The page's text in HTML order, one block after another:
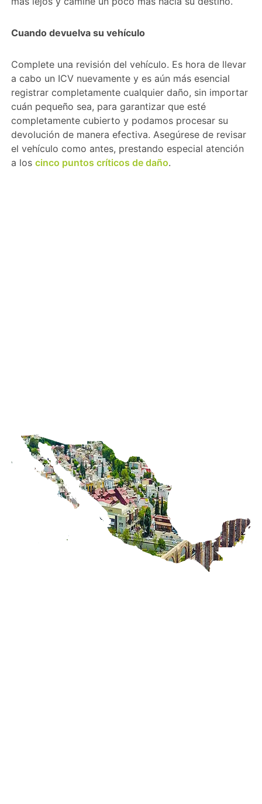
Cuando devuelva su vehículo
Complete una revisión del vehículo. Es hora de llevar
a cabo un ICV nuevamente y es aún más esencial
registrar completamente cualquier daño, sin importar
cuán pequeño sea, para garantizar que esté
completamente cubierto y podamos procesar su
devolución de manera efectiva. Asegúrese de revisar
el vehículo como antes, prestando especial atención
a los cinco puntos críticos de daño.